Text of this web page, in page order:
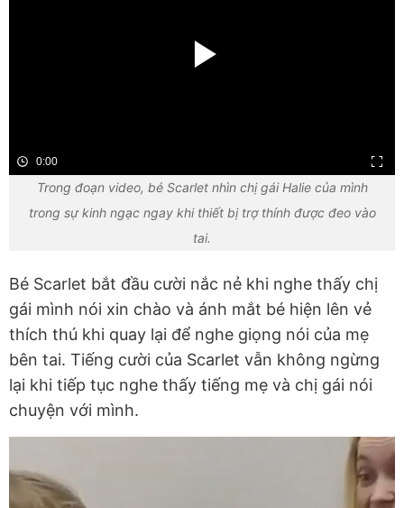
0:00
Trong đoạn video, bé Scarlet nhìn chị gái Halie của mình
trong sự kinh ngạc ngay khi thiết bị trợ thính được đeo vào
tai.
Bé Scarlet bắt đầu cười nắc nẻ khi nghe thấy chị
gái mình nói xin chào và ánh mắt bé hiện lên vẻ
thích thú khi quay lại để nghe giọng nói của mẹ
bên tai. Tiếng cười của Scarlet vẫn không ngừng
lại khi tiếp tục nghe thấy tiếng mẹ và chị gái nói
chuyện với mình.